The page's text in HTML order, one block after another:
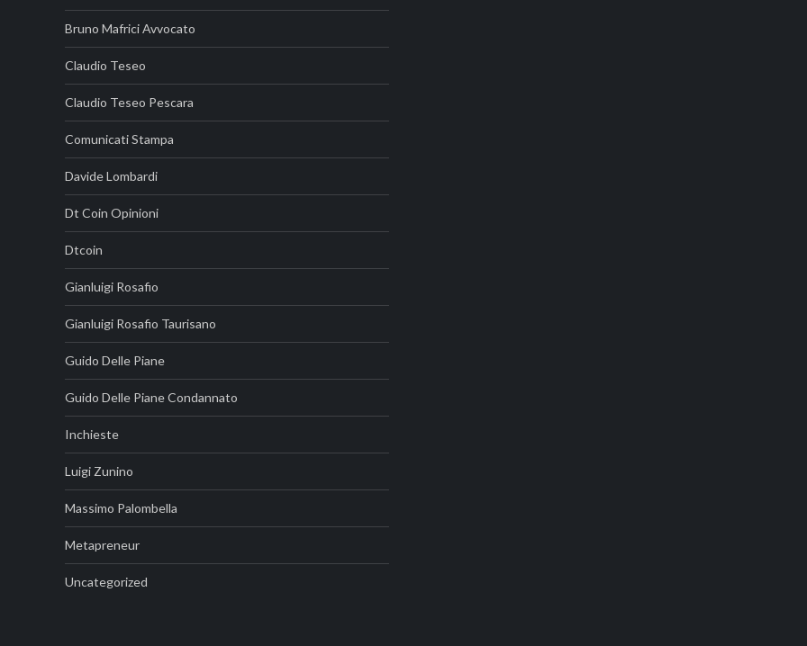
Bruno Mafrici Avvocato
Claudio Teseo
Claudio Teseo Pescara
Comunicati Stampa
Davide Lombardi
Dt Coin Opinioni
Dtcoin
Gianluigi Rosafio
Gianluigi Rosafio Taurisano
Guido Delle Piane
Guido Delle Piane Condannato
Inchieste
Luigi Zunino
Massimo Palombella
Metapreneur
Uncategorized